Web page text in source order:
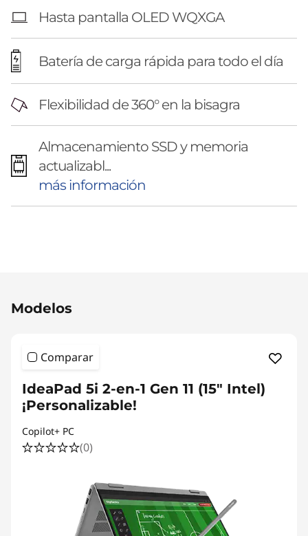
Hasta pantalla OLED WQXGA
Batería de carga rápida para todo el día
Flexibilidad de 360° en la bisagra
Almacenamiento SSD y memoria
actualizabl...
más información
Modelos
Comparar
IdeaPad 5i 2-en-1 Gen 11 (15" Intel)
¡Personalizable!
Copilot+ PC
(0)